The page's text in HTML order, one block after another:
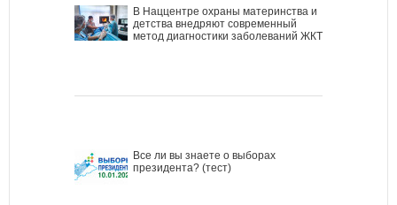
В Наццентре охраны материнства и
детства внедряют современный
метод диагностики заболеваний ЖКТ
Все ли вы знаете о выборах
президента? (тест)